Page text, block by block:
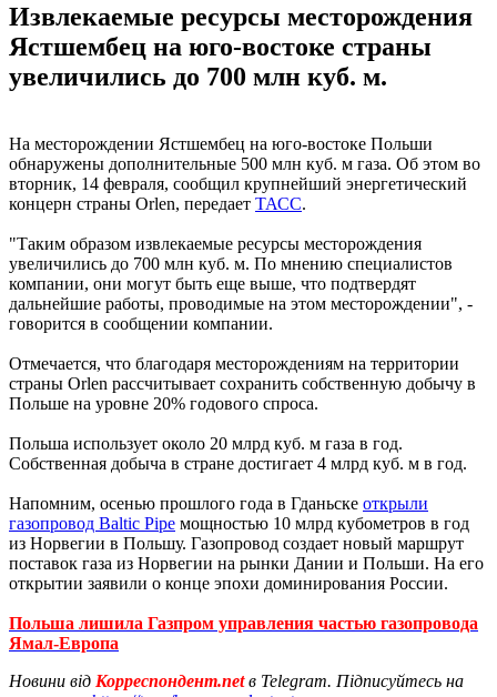
Извлекаемые ресурсы месторождения
Ястшембец на юго-востоке страны
увеличились до 700 млн куб. м.
На месторождении Ястшембец на юго-востоке Польши
обнаружены дополнительные 500 млн куб. м газа. Об этом во
вторник, 14 февраля, сообщил крупнейший энергетический
концерн страны Orlen, передает ТАСС.
"Таким образом извлекаемые ресурсы месторождения
увеличились до 700 млн куб. м. По мнению специалистов
компании, они могут быть еще выше, что подтвердят
дальнейшие работы, проводимые на этом месторождении", -
говорится в сообщении компании.
Отмечается, что благодаря месторождениям на территории
страны Orlen рассчитывает сохранить собственную добычу в
Польше на уровне 20% годового спроса.
Польша использует около 20 млрд куб. м газа в год.
Собственная добыча в стране достигает 4 млрд куб. м в год.
Напомним, осенью прошлого года в Гданьске открыли
газопровод Baltic Pipe мощностью 10 млрд кубометров в год
из Норвегии в Польшу. Газопровод создает новый маршрут
поставок газа из Норвегии на рынки Дании и Польши. На его
открытии заявили о конце эпохи доминирования России.
Польша лишила Газпром управления частью газопровода
Ямал-Европа
Новини від Корреспондент.netв Telegram. Підписуйтесь на